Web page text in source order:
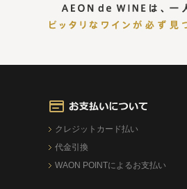
クレジットカード払い
代金引換
WAON POINTによるお支払い